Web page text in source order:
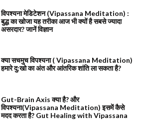
विपश्यना मेडिटेशन (Vipassana Meditation) :
बुद्ध का खोजा यह तरीका आज भी क्यों है सबसे ज्यादा
असरदार? जानें विज्ञान
क्या सचमुच विपश्यना ( Vipassana Meditation)
हमारे दु:खो का अंत और आंतरिक शांति ला सकता है?
Gut-Brain Axis क्या है? और
विपश्यना(Vipassana Meditation) इसमें कैसे
मदद करता है? Gut Healing with Vipassana